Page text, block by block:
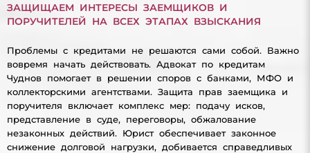
ЗАЩИЩАЕМ ИНТЕРЕСЫ ЗАЕМЩИКОВ И
ПОРУЧИТЕЛЕЙ НА ВСЕХ ЭТАПАХ ВЗЫСКАНИЯ
Проблемы с кредитами не решаются сами собой. Важно
вовремя начать действовать. Адвокат по кредитам
Чуднов помогает в решении споров с банками, МФО и
коллекторскими агентствами. Защита прав заемщика и
поручителя включает комплекс мер: подачу исков,
представление в суде, переговоры, обжалование
незаконных действий. Юрист обеспечивает законное
снижение долговой нагрузки, добивается справедливых